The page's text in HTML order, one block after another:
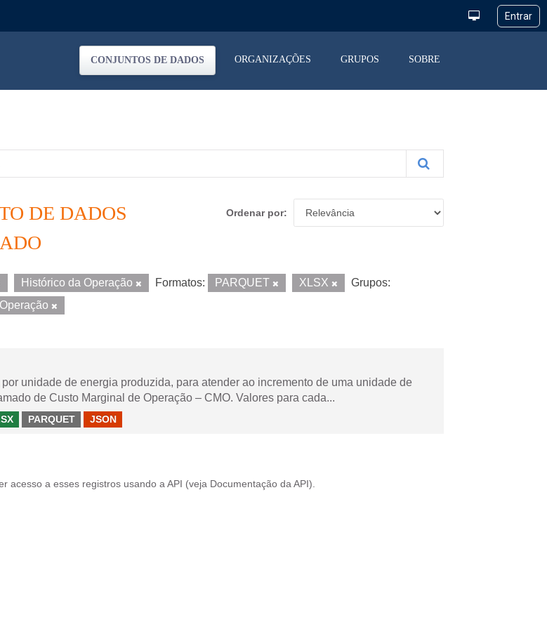
CONJUNTOS DE DADOS ORGANIZAÇÕES GRUPOS SOBRE
Ordenar por
DE DADOS
Histórico da Operação Formatos: PARQUET XLSX
Grupos:
unidade de energia produzida, para atender ao incremento de uma unidade de
de Custo Marginal de Operação – CMO. Valores para cada...
PARQUET JSON
acesso a esses registros usando aAPI (veja Documentação da API ).